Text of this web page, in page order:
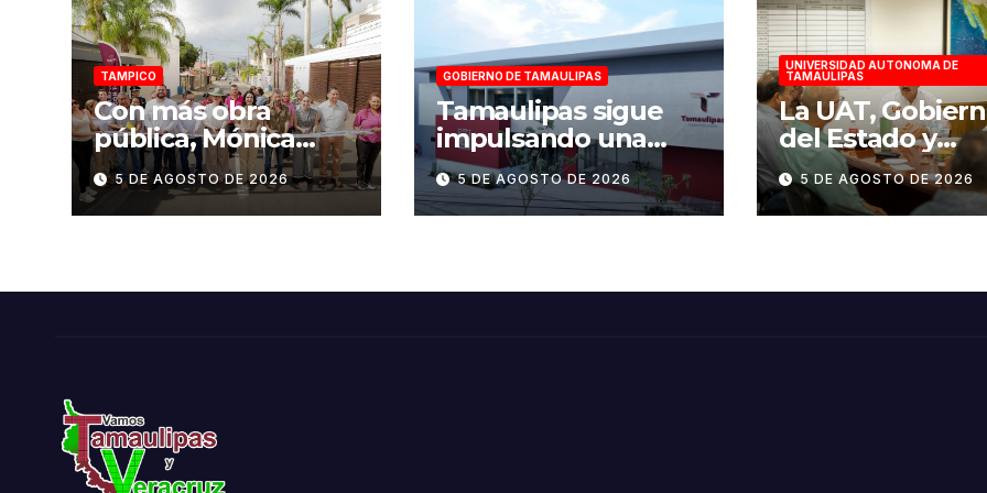
TAMPICO
Con más obra
pública, Mónica
Villarreal
transforma la
infraestructura vial
5 DE AGOSTO DE 2026
GOBIERNO DE TAMAULIPAS
Tamaulipas sigue
impulsando una
agenda de
infraestructura con
sentido humanista
5 DE AGOSTO DE 2026
UNIVERSIDAD AUTONOMA DE
TAMAULIPAS
La UAT,
del Estado y
ganaderos
consolidan
“Carne Tam”
5 DE AGOSTO DE 2026